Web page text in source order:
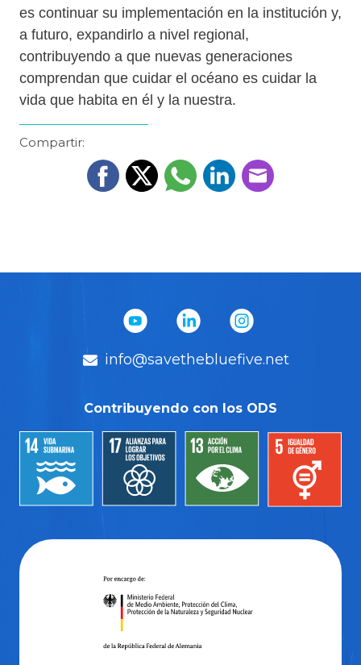
es continuar su implementación en la institución y,
a futuro, expandirlo a nivel regional,
contribuyendo a que nuevas generaciones
comprendan que cuidar el océano es cuidar la
vida que habita en él y la nuestra.
Compartir:
info@savethebluefive.net
Contribuyendo con los ODS